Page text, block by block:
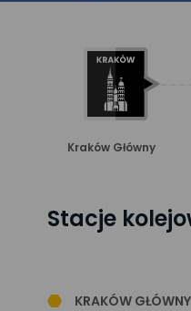
Kraków Główny
Stacje
KRAKÓW GŁÓWNY